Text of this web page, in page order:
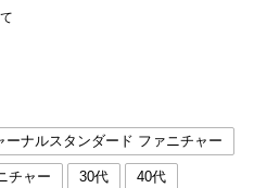
ーナルスタンダード ファニチャー
チャー 30代 40代